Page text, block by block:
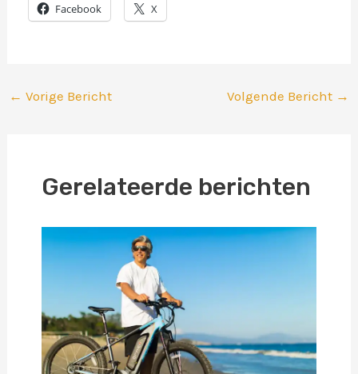
Facebook X
← Vorige Bericht Volgende Bericht →
Gerelateerde berichten